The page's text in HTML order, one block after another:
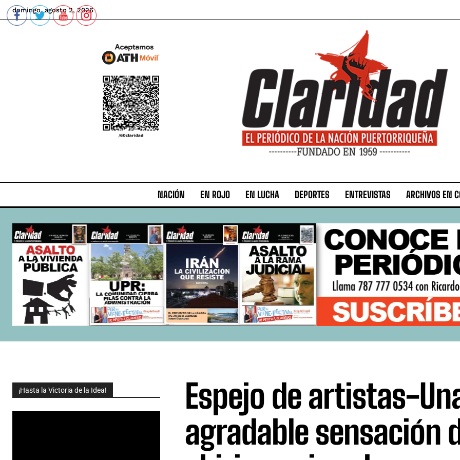
domingo, agosto 2, 2026
NACIÓN EN ROJO EN LUCHA DEPORTES ENTREVISTAS ARCHIVOS EN
¡Hasta la Victoria de la Idea!
Espejo de artistas-
agradable sensación